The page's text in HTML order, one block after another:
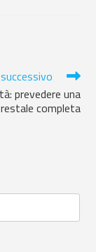
prevedere una
completa